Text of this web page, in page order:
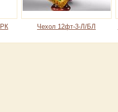
Чехол 12фт-3-Л/БЛ